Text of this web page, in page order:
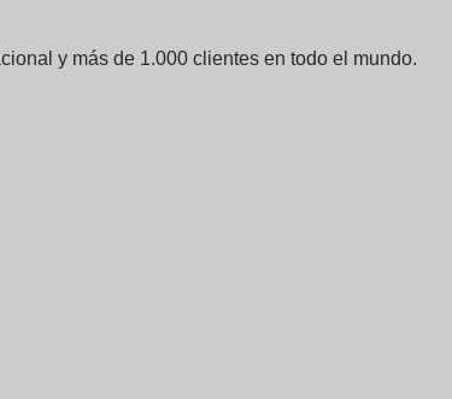
y más de 1.000 clientes en todo el mundo.